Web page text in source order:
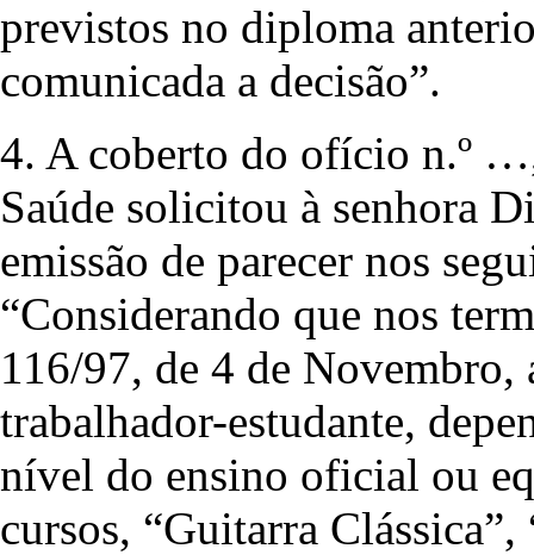
previstos no diploma
comunicada a decisão”.
4. A coberto do ofício n.º
Saúde solicitou à senhora
emissão de parecer nos
“Considerando que nos
116/97, de 4 de
trabalhador-estudante,
nível do ensino oficial ou
cursos, “Guitarra